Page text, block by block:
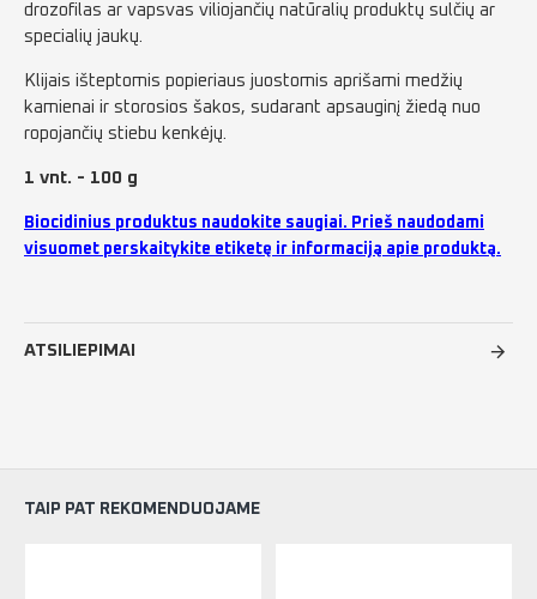
drozofilas ar vapsvas viliojančių natūralių produktų sulčių ar
specialių jaukų.
Klijais išteptomis popieriaus juostomis aprišami medžių
kamienai ir storosios šakos, sudarant apsauginį žiedą nuo
ropojančių stiebu kenkėjų.
1 vnt. - 100 g
Biocidinius produktus naudokite saugiai. Prieš naudodami
visuomet perskaitykite etiketę ir informaciją apie produktą.
ATSILIEPIMAI
TAIP PAT REKOMENDUOJAME